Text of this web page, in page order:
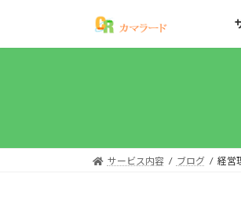
テ
ゲ
サービス内容 ブログ 経営